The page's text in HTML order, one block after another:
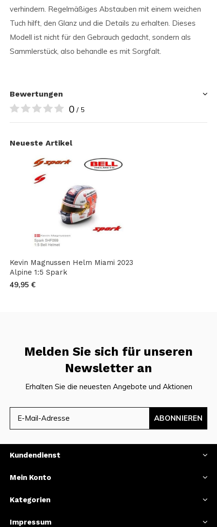
verhindern. Regelmäßiges Abstauben mit einem weichen
Tuch hilft, den Glanz und die Details zu erhalten. Dieses
Modell ist nicht für den Gebrauch gedacht, sondern als
Sammlerstück, also behandle es mit Sorgfalt.
Bewertungen
0 / 5
Neueste Artikel
Kevin Magnussen Helm Miami 2023
Alpine 1:5 Spark
49,95 €
Melden Sie sich für unseren
Newsletter an
Erhalten Sie die neuesten Angebote und Aktionen
ABONNIEREN
Kundendienst
Mein Konto
Kategorien
Impressum